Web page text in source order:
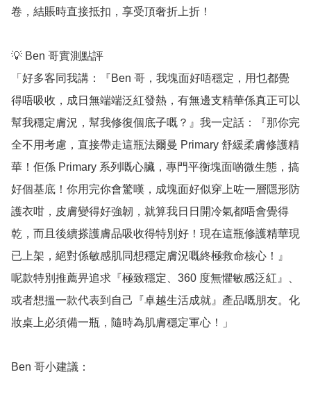
卷，結賬時直接抵扣，享受頂奢折上折！
💡 Ben 哥實測點評
「好多客同我講：『Ben 哥，我塊面好唔穩定，用乜都覺
得唔吸收，成日無端端泛紅發熱，有無邊支精華係真正可以
幫我穩定膚況，幫我修復個底子嘅？』我一定話：『那你完
全不用考慮，直接帶走這瓶法爾曼 Primary 舒緩柔膚修護精
華！佢係 Primary 系列嘅心臟，專門平衡塊面啲微生態，搞
好個基底！你用完你會驚嘆，成塊面好似穿上咗一層隱形防
護衣咁，皮膚變得好強韌，就算我日日開冷氣都唔會覺得
乾，而且後續搽護膚品吸收得特別好！現在這瓶修護精華現
已上架，絕對係敏感肌同想穩定膚況嘅終極救命核心！』
呢款特別推薦畀追求『極致穩定、360 度無懼敏感泛紅』、
或者想搵一款代表到自己『卓越生活成就』產品嘅朋友。化
妝桌上必須備一瓶，隨時為肌膚穩定軍心！」
Ben 哥小建議：